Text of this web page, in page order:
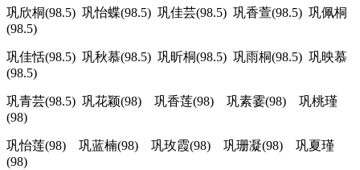
巩欣桐(98.5) 巩怡蝶(98.5) 巩佳芸(98.5) 巩香萱(98.5) 巩佩桐
(98.5)
巩佳恬(98.5) 巩秋慕(98.5) 巩昕桐(98.5) 巩雨桐(98.5) 巩映慕
(98.5)
巩青芸(98.5) 巩花颖(98) 巩香莲(98) 巩素霎(98) 巩桃瑾
(98)
巩怡莲(98) 巩蓝楠(98) 巩玫霞(98) 巩珊凝(98) 巩夏瑾
(98)